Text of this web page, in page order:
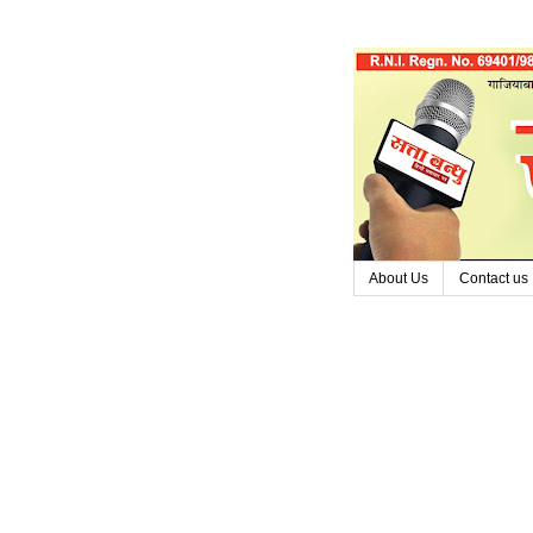
About Us Contact us